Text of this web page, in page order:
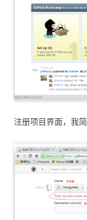
注册项目界面，我